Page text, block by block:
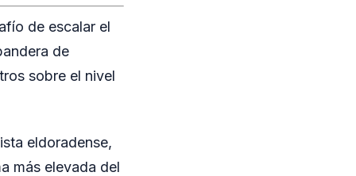
de escalar el
de
sobre el nivel
eldoradense,
más elevada del